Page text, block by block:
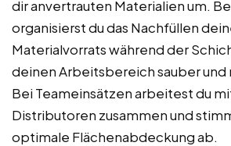
dir anvertrauten Materialien um.
organisierst du das Nachfüllen
Materialvorrats während der
deinen Arbeitsbereich sauber und
Bei Teameinsätzen arbeitest du
Distributoren zusammen und
optimale Flächenabdeckung ab.